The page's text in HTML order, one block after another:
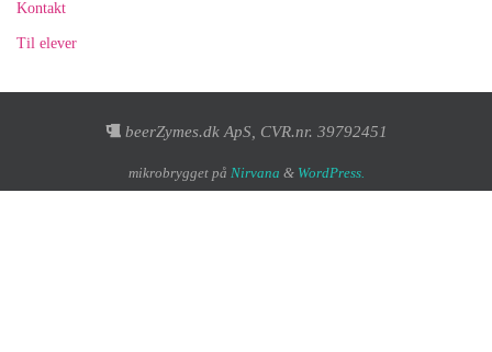
Kontakt
Til elever
beerZymes.dk ApS, CVR.nr. 39792451
mikrobrygget på Nirvana & WordPress.